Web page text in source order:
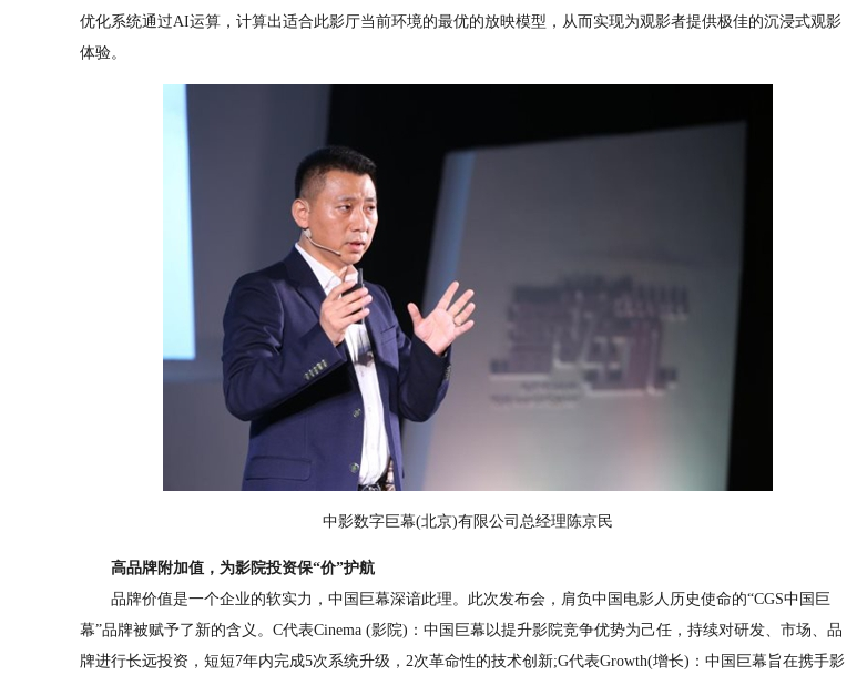
优化系统通过AI运算，计算出适合此影厅当前环境的最优的放映模型，从而实现为观影者提供极佳的沉浸式观影
体验。
中影数字巨幕(北京)有限公司总经理陈京民
高品牌附加值，为影院投资保“价”护航
品牌价值是一个企业的软实力，中国巨幕深谙此理。此次发布会，肩负中国电影人历史使命的“CGS中国巨
幕”品牌被赋予了新的含义。C代表Cinema (影院)：中国巨幕以提升影院竞争优势为己任，持续对研发、市场、品
牌进行长远投资，短短7年内完成5次系统升级，2次革命性的技术创新;G代表Growth(增长)：中国巨幕旨在携手影